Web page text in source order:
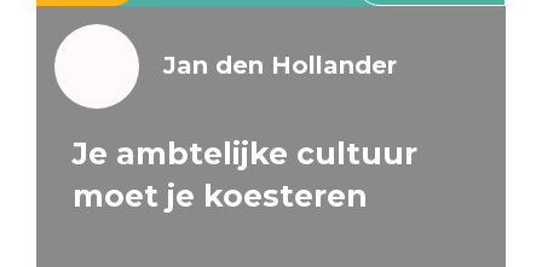
Jan den Hollander
Je ambtelijke cultuur
moet je koesteren